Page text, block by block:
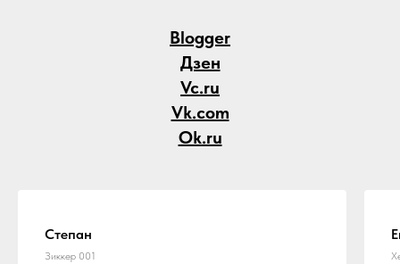
Blogger
Дзен
Vc.ru
Vk.com
Ok.ru
Степан
Зиккер 001